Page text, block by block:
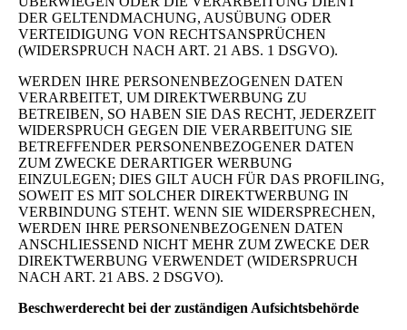
DER GELTENDMACHUNG, AUSÜBUNG ODER
VERTEIDIGUNG VON RECHTSANSPRÜCHEN
(WIDERSPRUCH NACH ART. 21 ABS. 1 DSGVO).
WERDEN IHRE PERSONENBEZOGENEN DATEN
VERARBEITET, UM DIREKTWERBUNG ZU
BETREIBEN, SO HABEN SIE DAS RECHT, JEDERZEIT
WIDERSPRUCH GEGEN DIE VERARBEITUNG SIE
BETREFFENDER PERSONENBEZOGENER DATEN
ZUM ZWECKE DERARTIGER WERBUNG
EINZULEGEN; DIES GILT AUCH FÜR DAS PROFILING,
SOWEIT ES MIT SOLCHER DIREKTWERBUNG IN
VERBINDUNG STEHT. WENN SIE WIDERSPRECHEN,
WERDEN IHRE PERSONENBEZOGENEN DATEN
ANSCHLIESSEND NICHT MEHR ZUM ZWECKE DER
DIREKTWERBUNG VERWENDET (WIDERSPRUCH
NACH ART. 21 ABS. 2 DSGVO).
Beschwerderecht bei der zuständigen Aufsichtsbehörde